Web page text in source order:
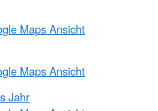
Maps Ansicht
Maps Ansicht
Jahr